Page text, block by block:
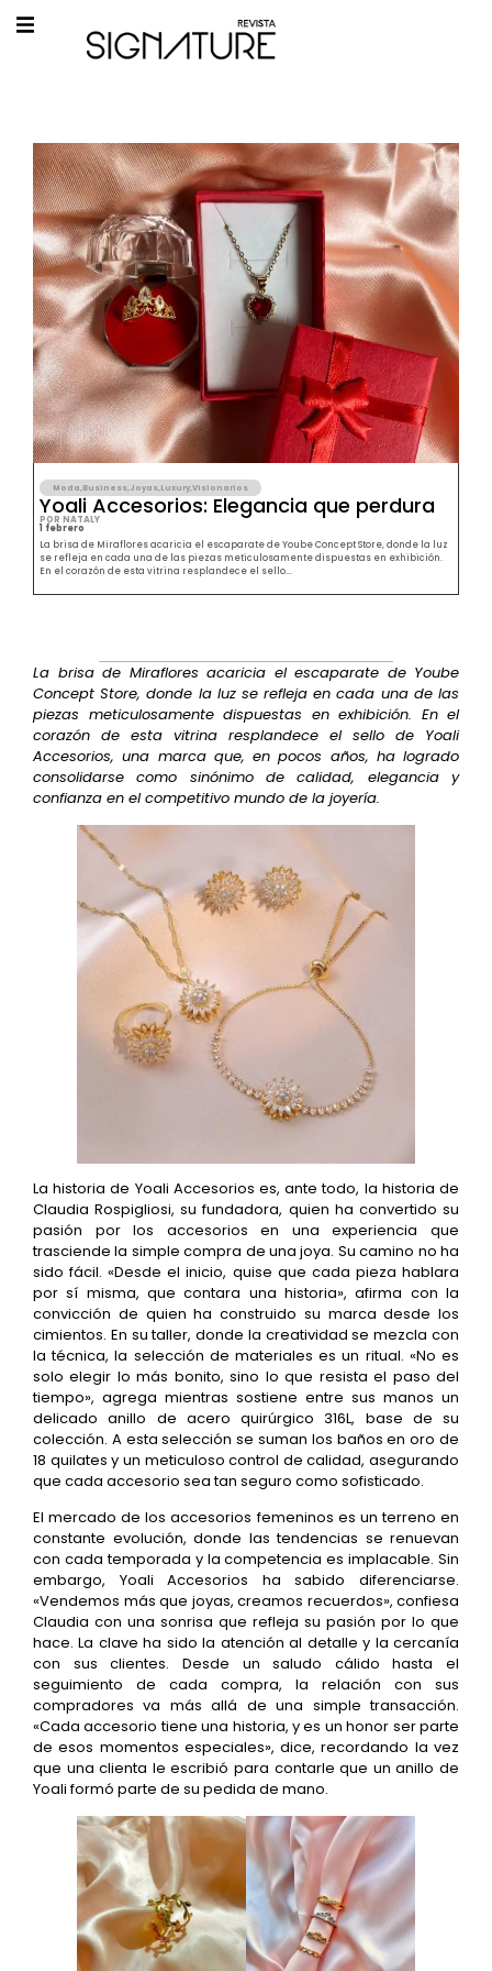
Moda,Business,Joyas,Luxury,Visionarios
Yoali Accesorios: Elegancia que perdura
POR NATALY
1 febrero
La brisa de Miraflores acaricia el escaparate de Yoube Concept Store, donde la luz
se refleja en cada una de las piezas meticulosamente dispuestas en exhibición.
En el corazón de esta vitrina resplandece el sello...
La brisa de Miraflores acaricia el escaparate de Yoube
Concept Store, donde la luz se refleja en cada una de las
piezas meticulosamente dispuestas en exhibición. En el
corazón de esta vitrina resplandece el sello de Yoali
Accesorios, una marca que, en pocos años, ha logrado
consolidarse como sinónimo de calidad, elegancia y
confianza en el competitivo mundo de la joyería.
La historia de Yoali Accesorios es, ante todo, la historia de
Claudia Rospigliosi, su fundadora, quien ha convertido su
pasión por los accesorios en una experiencia que
trasciende la simple compra de una joya. Su camino no ha
sido fácil. «Desde el inicio, quise que cada pieza hablara
por sí misma, que contara una historia», afirma con la
convicción de quien ha construido su marca desde los
cimientos. En su taller, donde la creatividad se mezcla con
la técnica, la selección de materiales es un ritual. «No es
solo elegir lo más bonito, sino lo que resista el paso del
tiempo», agrega mientras sostiene entre sus manos un
delicado anillo de acero quirúrgico 316L, base de su
colección. A esta selección se suman los baños en oro de
18 quilates y un meticuloso control de calidad, asegurando
que cada accesorio sea tan seguro como sofisticado.
El mercado de los accesorios femeninos es un terreno en
constante evolución, donde las tendencias se renuevan
con cada temporada y la competencia es implacable. Sin
embargo, Yoali Accesorios ha sabido diferenciarse.
«Vendemos más que joyas, creamos recuerdos», confiesa
Claudia con una sonrisa que refleja su pasión por lo que
hace. La clave ha sido la atención al detalle y la cercanía
con sus clientes. Desde un saludo cálido hasta el
seguimiento de cada compra, la relación con sus
compradores va más allá de una simple transacción.
«Cada accesorio tiene una historia, y es un honor ser parte
de esos momentos especiales», dice, recordando la vez
que una clienta le escribió para contarle que un anillo de
Yoali formó parte de su pedida de mano.